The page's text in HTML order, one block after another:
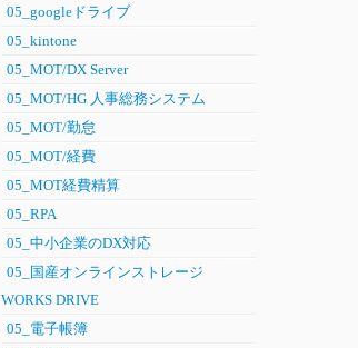
05_googleドライブ
05_kintone
05_MOT/DX Server
05_MOT/HG 人事総務システム
05_MOT/勤怠
05_MOT/経費
05_MOT経費精算
05_RPA
05_中小企業のDX対応
05_国産オンラインストレージ
WORKS DRIVE
05_電子帳簿